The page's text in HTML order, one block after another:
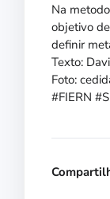
Na
objetivo
definir
Texto:
Foto:
#FIERN